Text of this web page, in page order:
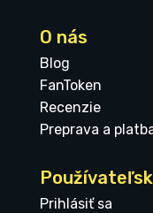
O nás
Blog
FanToken
Recenzie
Preprava a
Prihlásiť sa